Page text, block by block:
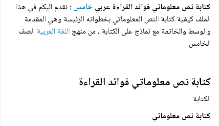
كتابة نص معلوماتي فوائد القراءة عربي خامس :نقدم اليكم في هذا
الملف كيفية كتابة النص المعلوماتي بخطواته الرئيسة وهي المقدمة
والوسط والخاتمة مع نماذج على الكتابة ، من منهجاللغة العربية الصف
الخامس
كتابة نص معلوماتي فوائد القراءة
الكتابة
كتابة نص معلوماتي